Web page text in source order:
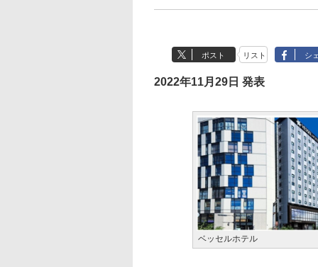
ポスト リスト シ
2022年11月29日 発表
ベッセルホテル